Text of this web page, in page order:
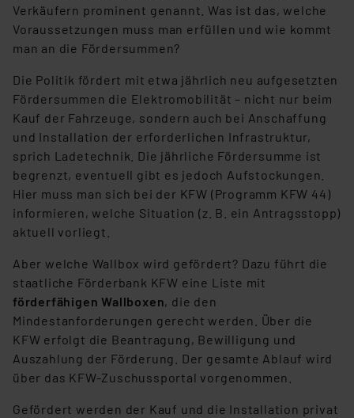
Verkäufern prominent genannt. Was ist das, welche
Voraussetzungen muss man erfüllen und wie kommt
man an die Fördersummen?
Die Politik fördert mit etwa jährlich neu aufgesetzten
Fördersummen die Elektromobilität – nicht nur beim
Kauf der Fahrzeuge, sondern auch bei Anschaffung
und Installation der erforderlichen Infrastruktur,
sprich Ladetechnik. Die jährliche Fördersumme ist
begrenzt, eventuell gibt es jedoch Aufstockungen.
Hier muss man sich bei der KFW (Programm KFW 44)
informieren, welche Situation (z. B. ein Antragsstopp)
aktuell vorliegt.
Aber welche Wallbox wird gefördert? Dazu führt die
staatliche Förderbank KFW eine Liste mit
förderfähigen Wallboxen, die den
Mindestanforderungen gerecht werden. Über die
KFW erfolgt die Beantragung, Bewilligung und
Auszahlung der Förderung. Der gesamte Ablauf wird
über das KFW-Zuschussportal vorgenommen.
Gefördert werden der Kauf und die Installation privat